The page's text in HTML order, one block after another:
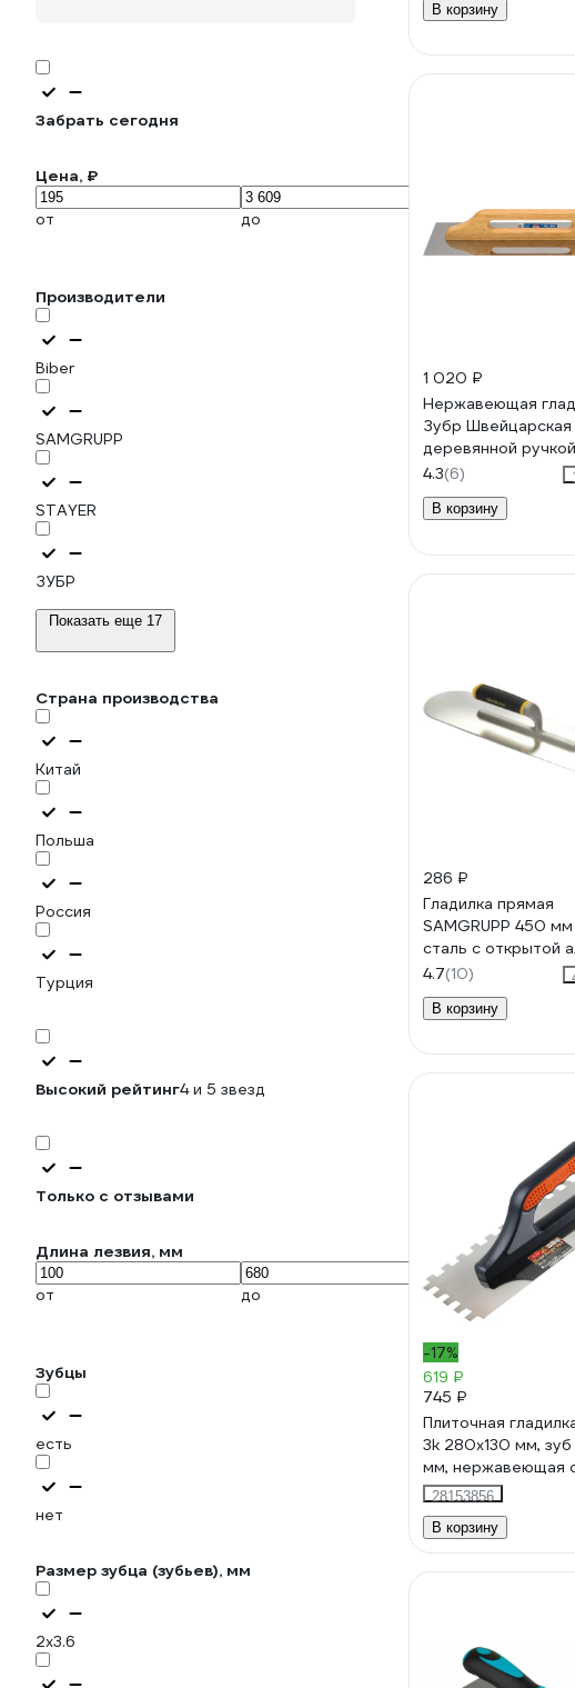
Забрать сегодня
Цена, ₽
от до
Производители
Biber
SAMGRUPP
STAYER
ЗУБР
Показать еще 17
Страна производства
Китай
Польша
Россия
Турция
Высокий рейтинг4 и 5 звезд
Только с отзывами
Длина лезвия, мм
от до
Зубцы
есть
нет
Размер зубца (зубьев), мм
2х3.6
В корзину
1 020 ₽
Нержавеющая
Зубр Швейцарская
деревянной ручкой
130x480 мм 0807
4.3(6)
В корзину
286 ₽
Гладилка прямая
SAMGRUPP 450
сталь с открытой
ручкой
бассейнов DEKOR
4.7(10)
В корзину
-17%
619 ₽
745 ₽
Плиточная
3k 280x130 мм, зуб
мм, нержавеющая
0,7 мм 11612107
28153856
В корзину